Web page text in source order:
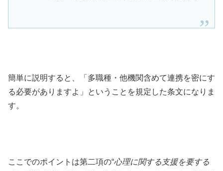
簡単に説明すると、「多職種・他機関含めて連携を密にす
る必要がありますよ」ということを規定した条文になりま
す。
ここでのポイントは第二項の“心理に関する支援を要する